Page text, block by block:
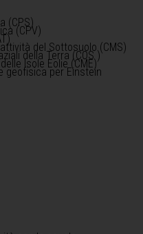
(CPS)
(CPV)
del Sottosuolo (CMS)
della Terra (COS )
Isole Eolie (CME)
geofisica per Einstein